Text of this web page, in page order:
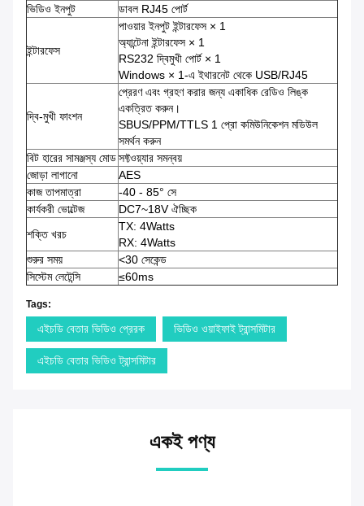
ভিডিও ইনপুট
ডাবল RJ45 পোর্ট
ইন্টারফেস
পাওয়ার ইনপুট ইন্টারফেস × 1
অ্যান্টেনা ইন্টারফেস × 1
RS232 দ্বিমুখী পোর্ট × 1
Windows × 1-এ ইথারনেট থেকে USB/RJ45
দ্বি-মুখী ফাংশন
প্রেরণ এবং গ্রহণ করার জন্য একাধিক রেডিও লিঙ্ক
একত্রিত করুন।
SBUS/PPM/TTLS 1 প্রো কমিউনিকেশন মডিউল
সমর্থন করুন
বিট হারের সামঞ্জস্য মোডসফ্টওয়্যার সমন্বয়
জোড়া লাগানো
AES
কাজ তাপমাত্রা
-40 - 85° সে
কার্যকরী ভোল্টেজ
DC7~18V ঐচ্ছিক
শক্তি খরচ
TX: 4Watts
RX: 4Watts
শুরুর সময়
<30 সেকেন্ড
সিস্টেম লেটেন্সি
≤60ms
Tags:
এইচডি বেতার ভিডিও প্রেরক ভিডিও ওয়াইফাই ট্রান্সমিটার
এইচডি বেতার ভিডিও ট্রান্সমিটার
একই পণ্য